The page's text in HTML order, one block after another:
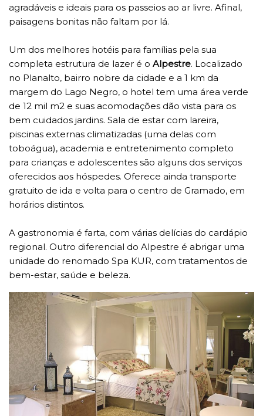
agradáveis e ideais para os passeios ao ar livre. Afinal,
paisagens bonitas não faltam por lá.
Um dos melhores hotéis para famílias pela sua
completa estrutura de lazer é o Alpestre. Localizado
no Planalto, bairro nobre da cidade e a 1 km da
margem do Lago Negro, o hotel tem uma área verde
de 12 mil m2 e suas acomodações dão vista para os
bem cuidados jardins. Sala de estar com lareira,
piscinas externas climatizadas (uma delas com
toboágua), academia e entretenimento completo
para crianças e adolescentes são alguns dos serviços
oferecidos aos hóspedes. Oferece ainda transporte
gratuito de ida e volta para o centro de Gramado, em
horários distintos.
A gastronomia é farta, com várias delícias do cardápio
regional. Outro diferencial do Alpestre é abrigar uma
unidade do renomado Spa KUR, com tratamentos de
bem-estar, saúde e beleza.